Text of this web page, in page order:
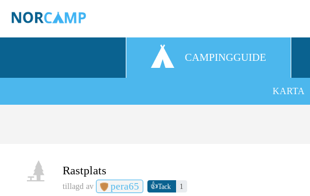
CAMPINGGUIDE
KARTA
Rastplats
tillagd av pera65 👍Tack 1